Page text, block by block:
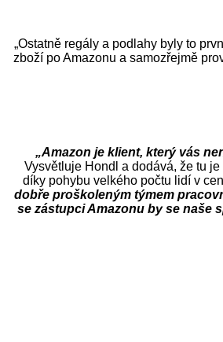
„Ostatně regály a podlahy byly to
zboží po Amazonu a samozřejmě
„Amazon je klient, který vás
Vysvětluje Hondl a dodává, že tu
díky pohybu velkého počtu lidí v
dobře proškoleným týmem
se zástupci Amazonu by se naše